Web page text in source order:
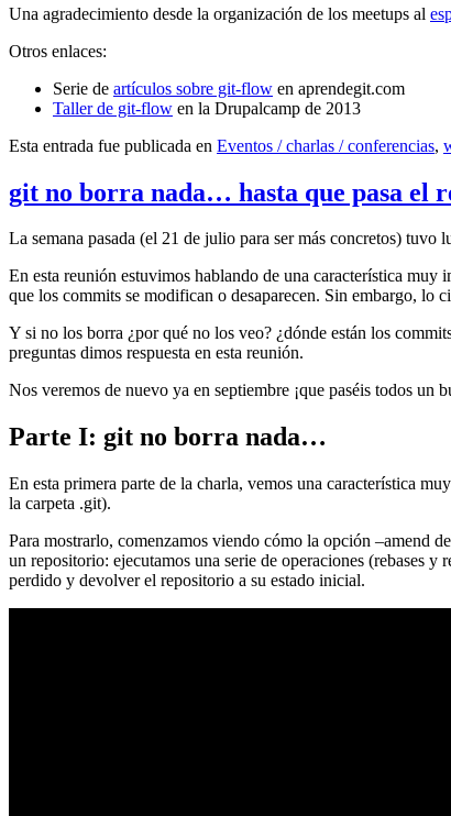
Una agradecimiento desde la organización de los meetups al
Otros enlaces:
Serie de artículos sobre git-flow en aprendegit.com
Taller de git-flow en la Drupalcamp de 2013
Esta entrada fue publicada en Eventos / charlas / conferencias,
git no borra nada… hasta que pasa el
La semana pasada (el 21 de julio para ser más concretos) tuvo
En esta reunión estuvimos hablando de una característica
que los commits se modifican o desaparecen. Sin embargo, lo
Y si no los borra ¿por qué no los veo? ¿dónde están los
preguntas dimos respuesta en esta reunión.
Nos veremos de nuevo ya en septiembre ¡que paséis todos un
Parte I: git no borra nada…
En esta primera parte de la charla, vemos una característica
la carpeta .git).
Para mostrarlo, comenzamos viendo cómo la opción –amend
un repositorio: ejecutamos una serie de operaciones (rebases
perdido y devolver el repositorio a su estado inicial.